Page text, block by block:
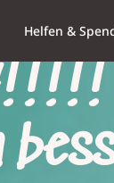
Helfen &